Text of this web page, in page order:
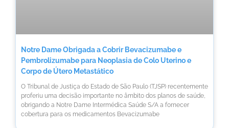
Notre Dame Obrigada a Cobrir Bevacizumabe e
Pembrolizumabe para Neoplasia de Colo Uterino e
Corpo de Útero Metastático
O Tribunal de Justiça do Estado de São Paulo (TJSP) recentemente
proferiu uma decisão importante no âmbito dos planos de saúde,
obrigando a Notre Dame Intermédica Saúde S/A a fornecer
cobertura para os medicamentos Bevacizumabe